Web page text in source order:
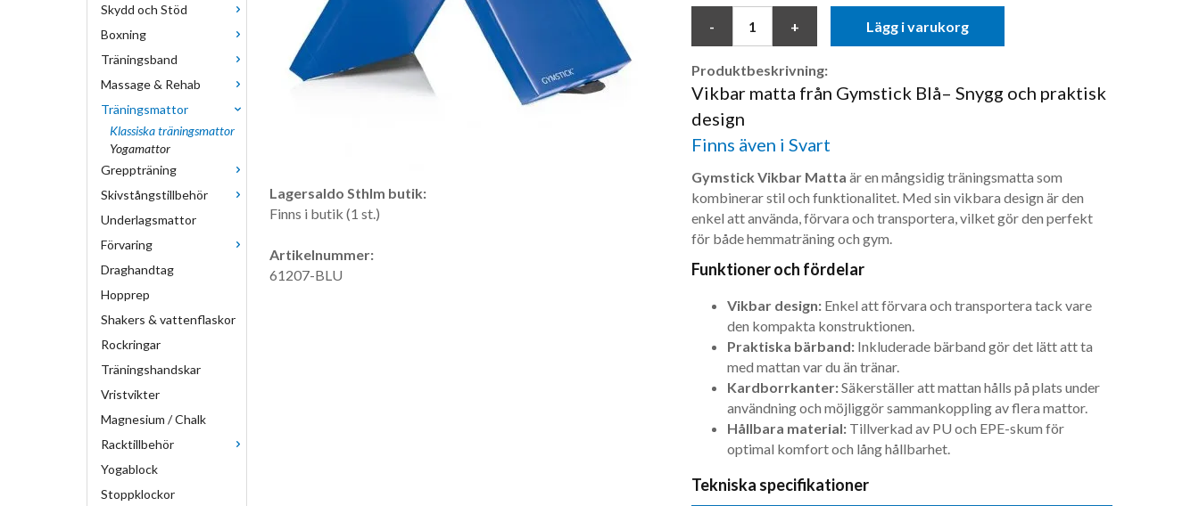
Skydd och Stöd
Boxning
Träningsband
Massage & Rehab
Träningsmattor
Klassiska träningsmattor
Yogamattor
Greppträning
Skivstångstillbehör
Underlagsmattor
Förvaring
Draghandtag
Hopprep
Shakers & vattenflaskor
Rockringar
Träningshandskar
Vristvikter
Magnesium / Chalk
Racktillbehör
Yogablock
Stoppklockor
Lägg i varukorg
Produktbeskrivning:
Vikbar matta från Gymstick Blå– Snygg och praktisk
design
Finns även i Svart
Gymstick Vikbar Matta är en mångsidig träningsmatta som
kombinerar stil och funktionalitet. Med sin vikbara design är den
enkel att använda, förvara och transportera, vilket gör den perfekt
för både hemmaträning och gym.
Funktioner och fördelar
Vikbar design:Enkel att förvara och transportera tack vare
den kompakta konstruktionen.
Praktiska bärband:Inkluderade bärband gör det lätt att ta
med mattan var du än tränar.
Kardborrkanter:Säkerställer att mattan hålls på plats under
användning och möjliggör sammankoppling av flera mattor.
Hållbara material:Tillverkad av PU och EPE-skum för
optimal komfort och lång hållbarhet.
Tekniska specifikationer
Lagersaldo Sthlm butik:
Finns i butik (1 st.)
Artikelnummer:
61207-BLU